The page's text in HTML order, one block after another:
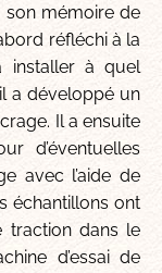
mémoire de
réfléchi à la
installer à quel
a développé un
Il a ensuite
d’éventuelles
avec l’aide de
échantillons ont
traction dans le
d’essai de